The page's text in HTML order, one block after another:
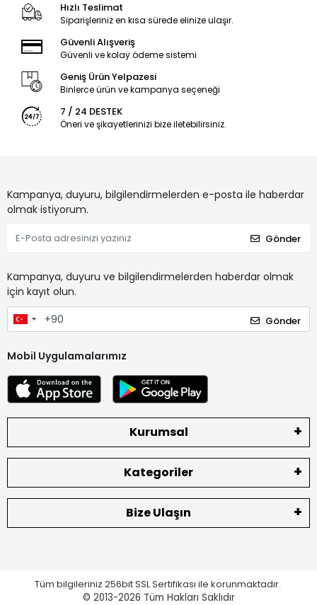
Hızlı Teslimat
Siparişleriniz en kısa sürede elinize ulaşır.
Güvenli Alışveriş
Güvenli ve kolay ödeme sistemi
Geniş Ürün Yelpazesi
Binlerce ürün ve kampanya seçeneği
7 / 24 DESTEK
Öneri ve şikayetlerinizi bize iletebilirsiniz.
Kampanya, duyuru, bilgilendirmelerden e-posta ile haberdar
olmak istiyorum.
Gönder
Kampanya, duyuru ve bilgilendirmelerden haberdar olmak
için kayıt olun.
Gönder
Mobil Uygulamalarımız
Kurumsal
Kategoriler
Bize Ulaşın
Tüm bilgileriniz 256bit SSL Sertifikası ile korunmaktadır.
© 2013-2026 Tüm Hakları Saklıdır